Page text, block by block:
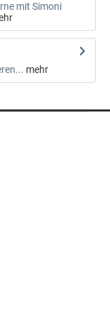
mit Simoni
mehr